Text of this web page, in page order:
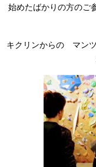
始めたばかりの方の
キクリンからの マン